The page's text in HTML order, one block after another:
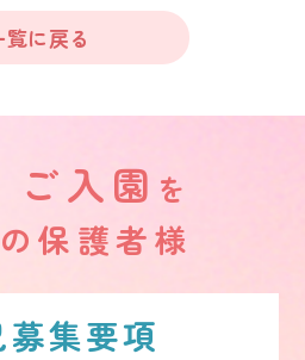
覧に戻る
ご入園 を
保護者様
募集要項